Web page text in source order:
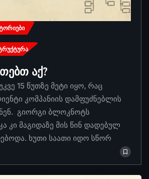
აქ?
15 წუთზე მეტი იყო, რაც
კომპანიის დამფუძნებლის
გიორგი ბლოკნოტს
კი მაგიდაზე მის წინ დადებულ
ხუთი საათი იდო სწორ